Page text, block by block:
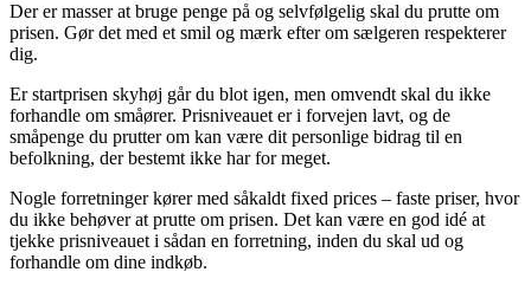
Der er masser at bruge penge på og selvfølgelig skal du prutte om
prisen. Gør det med et smil og mærk efter om sælgeren respekterer
dig.
Er startprisen skyhøj går du blot igen, men omvendt skal du ikke
forhandle om småører. Prisniveauet er i forvejen lavt, og de
småpenge du prutter om kan være dit personlige bidrag til en
befolkning, der bestemt ikke har for meget.
Nogle forretninger kører med såkaldt fixed prices – faste priser, hvor
du ikke behøver at prutte om prisen. Det kan være en god idé at
tjekke prisniveauet i sådan en forretning, inden du skal ud og
forhandle om dine indkøb.